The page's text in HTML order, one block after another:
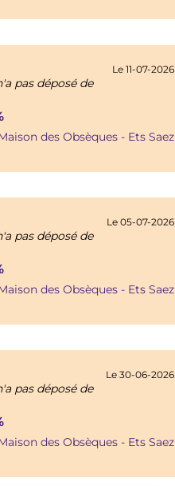
Le 11-07-2026
pas déposé de
des Obsèques - Ets Saez
Le 05-07-2026
pas déposé de
des Obsèques - Ets Saez
Le 30-06-2026
pas déposé de
des Obsèques - Ets Saez